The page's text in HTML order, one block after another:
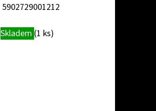
5902729001212
Skladem (1 ks)